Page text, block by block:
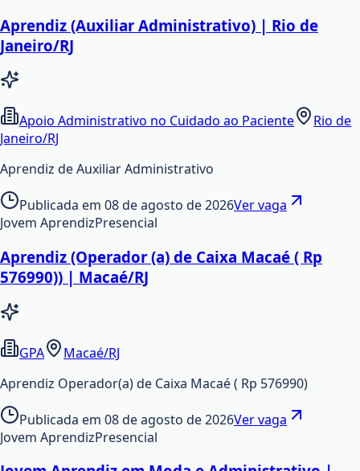
Aprendiz (Auxiliar Administrativo) | Rio de
Janeiro/RJ
Apoio Administrativo no Cuidado ao Paciente
Rio de
Janeiro/RJ
Aprendiz de Auxiliar Administrativo
Publicada em 08 de agosto de 2026Ver vaga
Jovem AprendizPresencial
Aprendiz (Operador (a) de Caixa Macaé ( Rp
576990)) | Macaé/RJ
GPA
Macaé/RJ
Aprendiz Operador(a) de Caixa Macaé ( Rp 576990)
Publicada em 08 de agosto de 2026Ver vaga
Jovem AprendizPresencial